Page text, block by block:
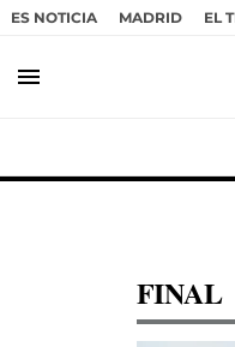
ES NOTICIA MADRID EL
menu
FINAL